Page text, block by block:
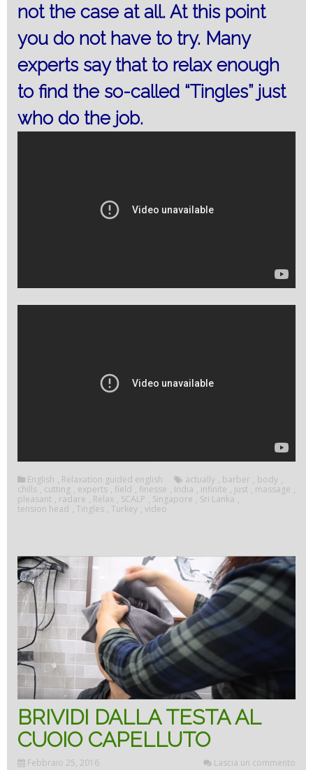
not the case at all. At this point
you do not have to try. Many
experts say that to relax enough
to find the so-called “Tingles” just
who do the job.
English , Relaxation guided english actually , barber , body ,
chills , cutting , experts , field , finesse , India , infinite , just , massage ,
pleasant , radare , Relax , SCALP , Singapore , Sri Lanka ,
tension head , Tingles , Turkey , video
BRIVIDI DALLA TESTA AL
CUOIO CAPELLUTO
Febbraio 25, 2016 Lascia un commento